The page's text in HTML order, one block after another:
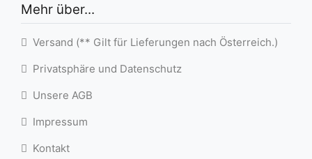
Mehr über...
Versand (** Gilt für Lieferungen nach Österreich.)
Privatsphäre und Datenschutz
Unsere AGB
Impressum
Kontakt